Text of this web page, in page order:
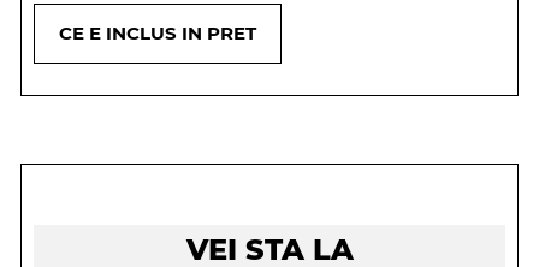
CE E INCLUS IN PRET
VEI STA LA